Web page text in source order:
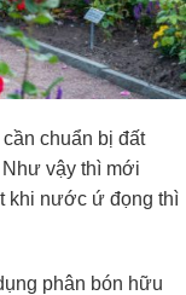
chuẩn bị đất
vậy thì mới
khi nước ứ đọng thì
phân bón hữu